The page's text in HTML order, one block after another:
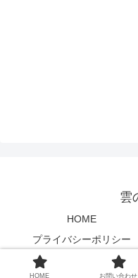
雲
HOME
プライバシーポリシー
©
HOME お問い合わせ